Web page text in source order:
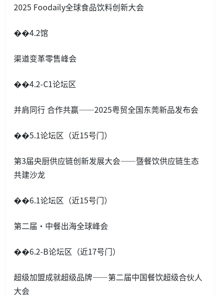
2025 Foodaily全球食品饮料创新大会
��4.2馆
渠道变革零售峰会
��4.2-C1论坛区
并肩同行 合作共赢——2025粤贸全国东莞新品发布会
��5.1论坛区（近15号门）
第3届央厨供应链创新发展大会——暨餐饮供应链生态
共建沙龙
��6.1论坛区（近15号门）
第二届·中餐出海全球峰会
��6.2-B论坛区（近17号门）
超级加盟成就超级品牌——第二届中国餐饮超级合伙人
大会